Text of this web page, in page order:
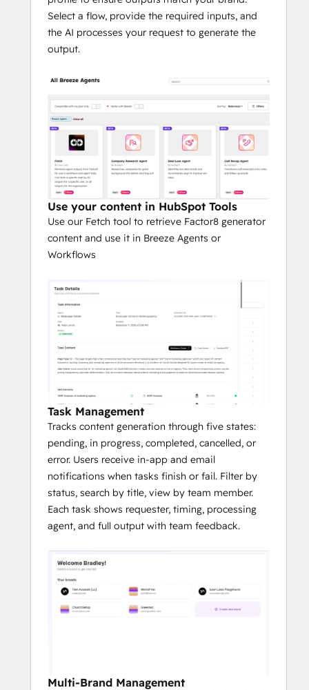
Select a flow, provide the required inputs, and
the AI processes your request to generate the
output.
Use your content in HubSpot Tools
Use our Fetch tool to retrieve Factor8 generator
content and use it in Breeze Agents or
Workflows
Task Management
Tracks content generation through five states:
pending, in progress, completed, cancelled, or
error. Users receive in-app and email
notifications when tasks finish or fail. Filter by
status, search by title, view by team member.
Each task shows requester, timing, processing
agent, and full output with team feedback.
Multi-Brand Management